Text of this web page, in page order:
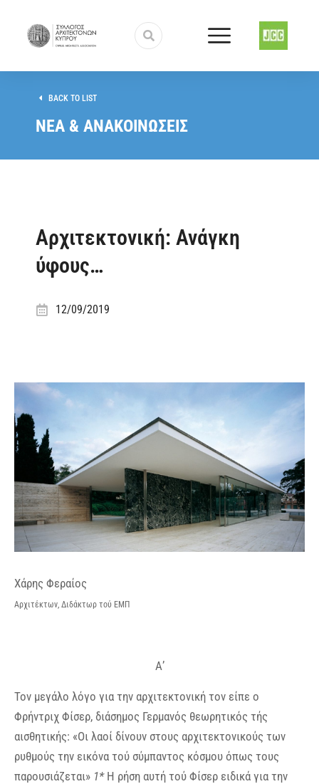
BACK TO LIST
ΝΕΑ & ΑΝΑΚΟΙΝΩΣΕΙΣ
Αρχιτεκτονική: Ανάγκη
ύφους…
12/09/2019
Χάρης Φεραίος
Αρχιτέκτων, Διδάκτωρ τού ΕΜΠ
Α’
Τον μεγάλο λόγο για την αρχιτεκτονική τον είπε ο
Φρήντριχ Φίσερ, διάσημος Γερμανός θεωρητικός τής
αισθητικής: «Οι λαοί δίνουν στους αρχιτεκτονικούς των
ρυθμούς την εικόνα τού σύμπαντος κόσμου όπως τους
παρουσιάζεται» 1*Η ρήση αυτή τού Φίσερ ειδικά για την